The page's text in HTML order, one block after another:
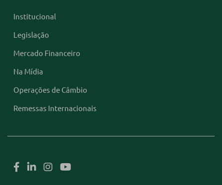
Institucional
Legislação
Mercado Financeiro
Na Mídia
Operações de Câmbio
Remessas Internacionais